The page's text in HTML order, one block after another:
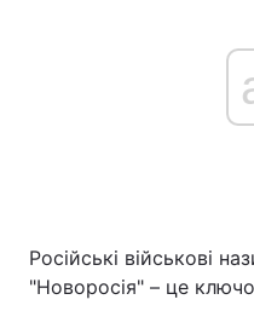
Україна
Економіка
Російські військові
"Новоросія" – це